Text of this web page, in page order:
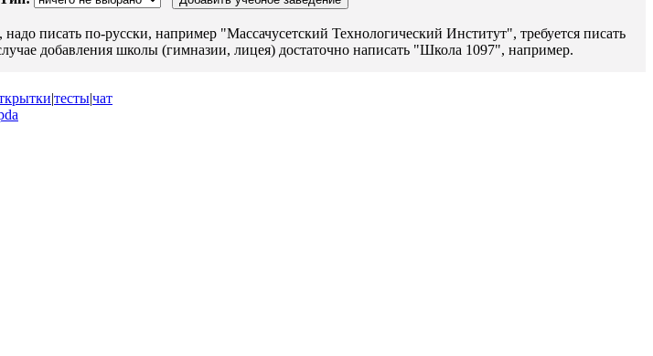
писать по-русски, например "Массачусетский Технологический Институт", требуется писать
добавления школы (гимназии, лицея) достаточно написать "Школа 1097", например.
|тесты|чат